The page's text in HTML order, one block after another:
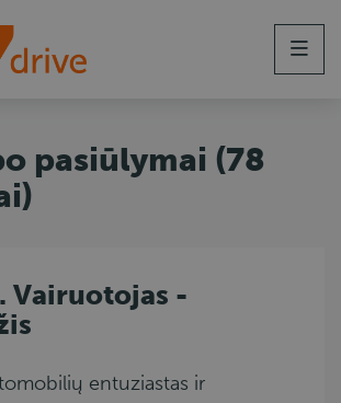
pasiūlymai (78
)
Vairuotojas -
entuziastas ir